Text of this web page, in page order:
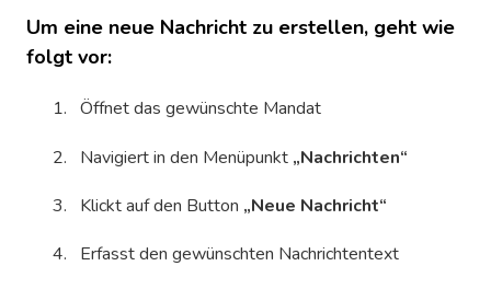
Um eine neue Nachricht zu erstellen, geht wie
folgt vor:
Öffnet das gewünschte Mandat
Navigiert in den Menüpunkt „Nachrichten“
Klickt auf den Button „Neue Nachricht“
Erfasst den gewünschten Nachrichtentext